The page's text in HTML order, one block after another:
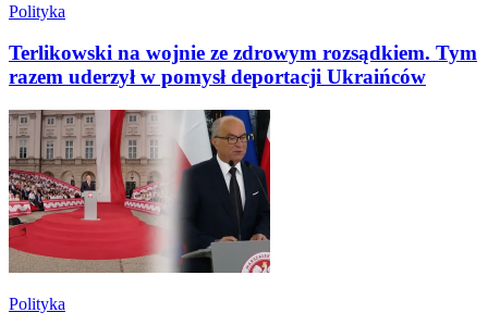
Polityka
Terlikowski na wojnie ze zdrowym rozsądkiem. Tym
razem uderzył w pomysł deportacji Ukraińców
Polityka